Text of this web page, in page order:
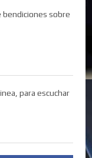
bendiciones sobre
para escuchar